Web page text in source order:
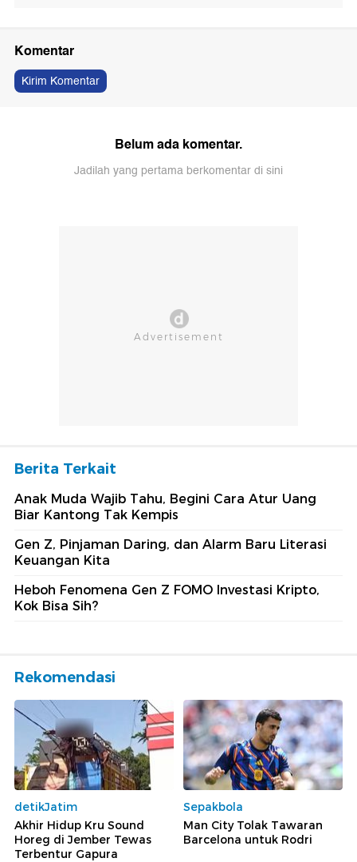
Komentar
Kirim Komentar
Belum ada komentar.
Jadilah yang pertama berkomentar di sini
Berita Terkait
Anak Muda Wajib Tahu, Begini Cara Atur Uang
Biar Kantong Tak Kempis
Gen Z, Pinjaman Daring, dan Alarm Baru Literasi
Keuangan Kita
Heboh Fenomena Gen Z FOMO Investasi Kripto,
Kok Bisa Sih?
Rekomendasi
detikJatim
Akhir Hidup Kru Sound
Horeg di Jember Tewas
Terbentur Gapura
Sepakbola
Man City Tolak Tawaran
Barcelona untuk Rodri